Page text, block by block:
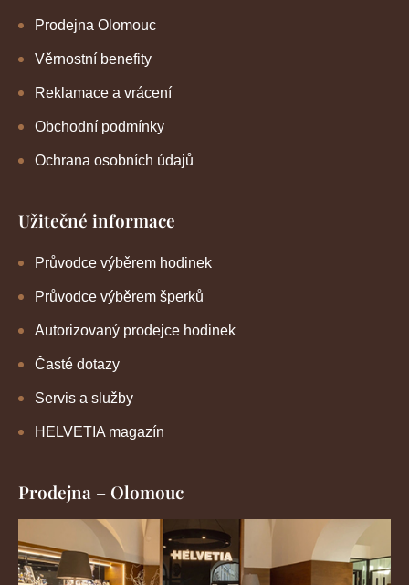
Prodejna Olomouc
Věrnostní benefity
Reklamace a vrácení
Obchodní podmínky
Ochrana osobních údajů
Užitečné informace
Průvodce výběrem hodinek
Průvodce výběrem šperků
Autorizovaný prodejce hodinek
Časté dotazy
Servis a služby
HELVETIA magazín
Prodejna – Olomouc